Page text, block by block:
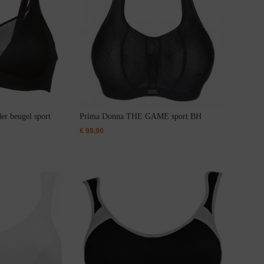
beugel sport
Prima Donna THE GAME sport BH
€ 99,90